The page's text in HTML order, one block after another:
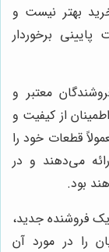
بهتر نیست و
برخوردار
معتبر و
از کیفیت و
قطعات خود را
می‌دهند و در
بود.
یک فروشنده جدید،
را در مورد آن